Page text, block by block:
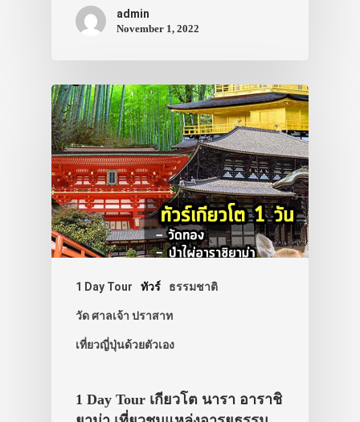
admin
November 1, 2022
1 Day Tour ทัวร์ ธรรมชาติ
วัด ศาลเจ้า ปราสาท
เที่ยวญี่ปุ่นด้วยตัวเอง
1 Day Tour เกียวโต นารา อาราชิ